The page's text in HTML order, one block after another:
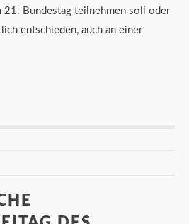
21. Bundestag teilnehmen soll oder
entschieden, auch an einer